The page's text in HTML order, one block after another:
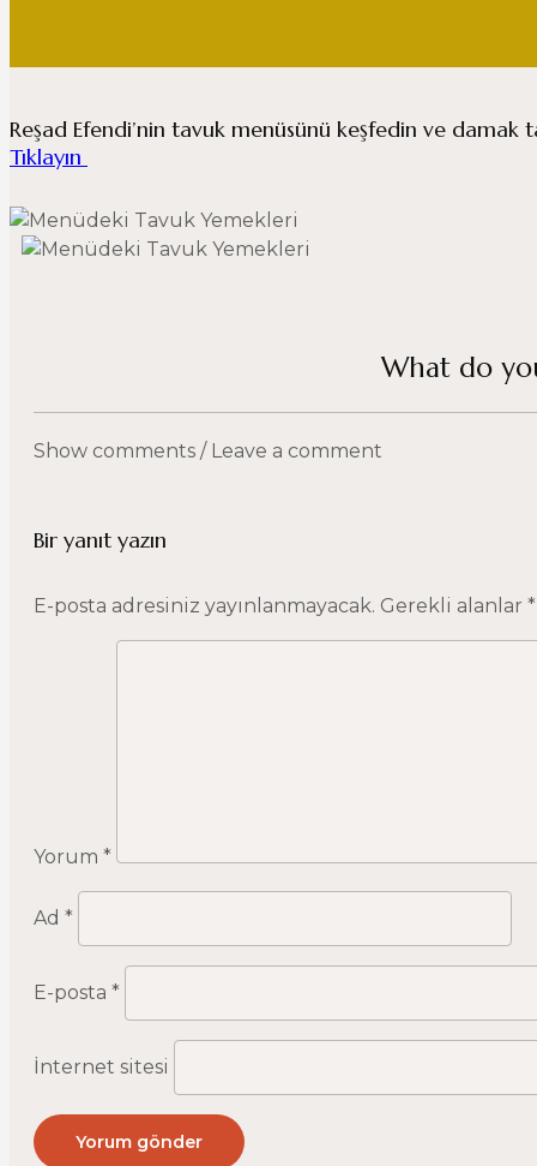
Reşad Efendi’nin tavuk menüsünü keşfedin ve damak
Tıklayın
What do
Show comments / Leave a comment
Bir yanıt yazın
E-posta adresiniz yayınlanmayacak. Gerekli alanlar *
Yorum *
Ad *
E-posta *
İnternet sitesi